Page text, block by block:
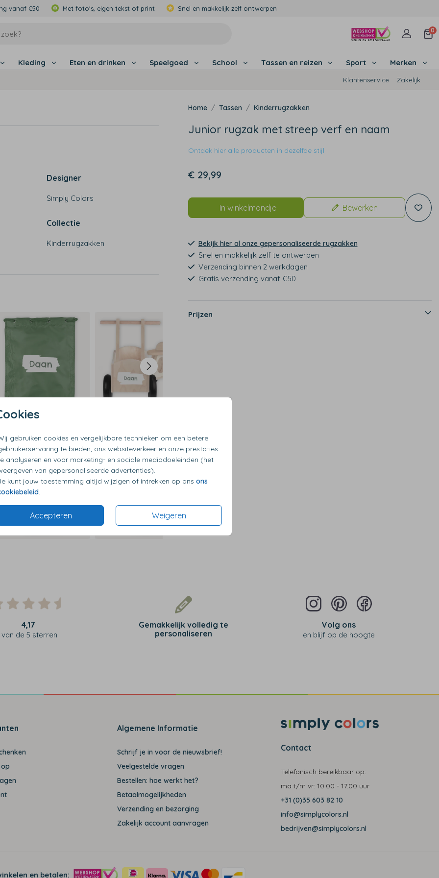
vanaf €50 Met foto's, eigen tekst of print Snel en makkelijk zelf ontwerpen
0
Kleding Eten en drinken Speelgoed School Tassen en reizen Sport Merken
Klantenservice Zakelijk
gebruiken cookies en vergelijkbare technieken om een betere
te bieden, ons websiteverkeer en onze prestaties
analyseren en voor marketing- en sociale mediadoeleinden (het
van gepersonaliseerde advertenties).
kunt jouw toestemming altijd wijzigen of intrekken op ons ons
Accepteren Weigeren
Designer
Simply Colors
Collectie
Kinderrugzakken
Op diverse kleuren en maten Op diverse kleuren en maten
Tassen Kinderrugzakken
Junior rugzak met streep verf en naam
Ontdek hier alle producten in dezelfde stijl
€ 29,99
In winkelmandje Bewerken
Bekijk hier al onze gepersonaliseerde rugzakken
Snel en makkelijk zelf te ontwerpen
Verzending binnen 2 werkdagen
Gratis verzending vanaf €50
Prijzen
4,17
van de 5 sterren
Gemakkelijk volledig te
personaliseren
Volg ons
en blijf op de hoogte
Algemene Informatie
Schrijf je in voor de nieuwsbrief!
Veelgestelde vragen
Bestellen: hoe werkt het?
Betaalmogelijkheden
Verzending en bezorging
Zakelijk account aanvragen
Contact
Telefonisch bereikbaar op:
ma t/m vr: 10.00 - 17.00 uur
+31 (0)35 603 82 10
info@simplycolors.nl
bedrijven@simplycolors.nl
en betalen: